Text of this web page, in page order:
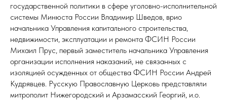
государственной политики в сфере уголовно-исполнительной
системы Минюста России Владимир Шведов, врио
начальника Управления капитального строительства,
недвижимости, эксплуатации и ремонта ФСИН России
Михаил Прус, первый заместитель начальника Управления
организации исполнения наказаний, не связанных с
изоляцией осужденных от общества ФСИН России Андрей
Кудрявцев. Русскую Православную Церковь представляли
митрополит Нижегородский и Арзамасский Георгий, и.о.